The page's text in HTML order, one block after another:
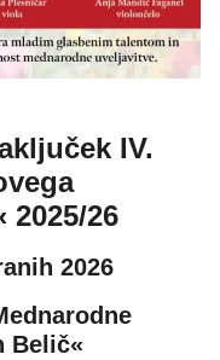
IV.
2025/26
2026
Belič«